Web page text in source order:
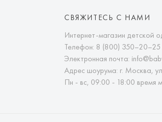
СВЯЖИТЕСЬ С НАМИ
Интернет-магазин детской
Телефон: 8 (800) 350–20–25
Электронная почта:
Адрес шоурума: г. Москва,
Пн - вс, 09:00 - 18:00 время